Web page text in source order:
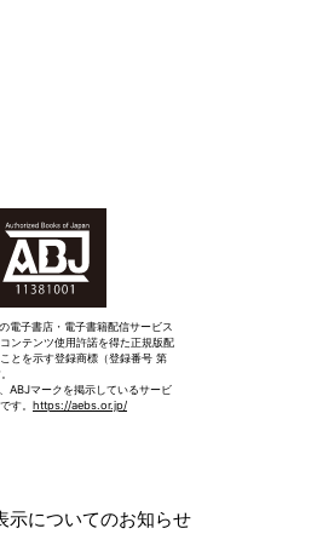
電子書店・電子書籍配信サービス
ンテンツ使用許諾を得た正規版配
とを示す登録商標（登録番号 第
ABJマークを掲示しているサービ
す。 https://aebs.or.jp/
示についてのお知らせ